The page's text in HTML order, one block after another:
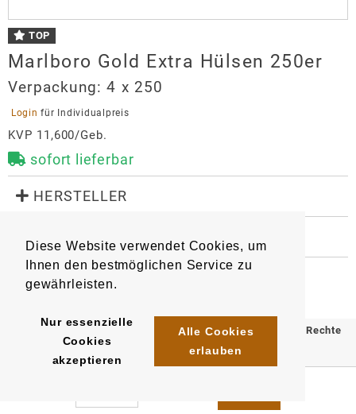
Diese Website verwendet Cookies, um
Ihnen den bestmöglichen Service zu
gewährleisten.
Nur essenzielle
Cookies
akzeptieren
Alle Cookies
erlauben
TOP
Marlboro Gold Extra Hülsen 250er
Verpackung:4 x 250
Login für Individualpreis
KVP 11,600/Geb.
sofort lieferbar
HERSTELLER
Marlboro Gold Extra Hülsen 250er
Hersteller
Philip Morris GmbH
Am Haag 14
auftrag.philipmorris@pmi.com
https://www.pmi.com/markets/germany/de/
Artikel 8216 EAN/ Stück 4023500001472
EAN/Gebinde4 :
4023500708586
EAN/Umkarton40
© 2025 Klömpkes Heinrich Inh. Marion Winkels e.K. Alle Rechte
vorbehalten.